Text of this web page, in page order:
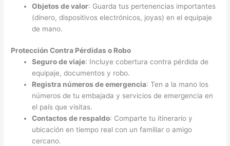
Objetos de valor: Guarda tus pertenencias importantes
(dinero, dispositivos electrónicos, joyas) en el equipaje
de mano.
Protección Contra Pérdidas o Robo
Seguro de viaje: Incluye cobertura contra pérdida de
equipaje, documentos y robo.
Registra números de emergencia: Ten a la mano los
números de tu embajada y servicios de emergencia en
el país que visitas.
Contactos de respaldo: Comparte tu itinerario y
ubicación en tiempo real con un familiar o amigo
cercano.